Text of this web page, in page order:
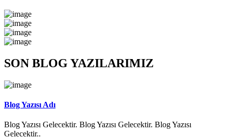
SON BLOG YAZILARIMIZ
Blog Yazısı Adı
Blog Yazısı Gelecektir. Blog Yazısı Gelecektir. Blog Yazısı
Gelecektir..